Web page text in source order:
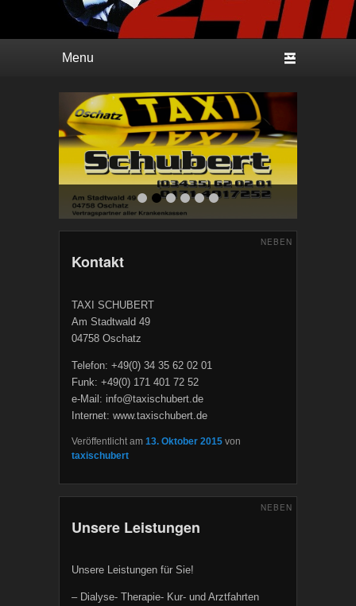
Kontakt
NEBEN
TAXI SCHUBERT
Am Stadtwald 49
04758 Oschatz
Telefon: +49(0) 34 35 62 02 01
Funk: +49(0) 171 401 72 52
e-Mail: info@taxischubert.de
Internet: www.taxischubert.de
Veröffentlicht am 13. Oktober 2015 von
taxischubert
Unsere Leistungen
NEBEN
Unsere Leistungen für Sie!
– Dialyse- Therapie- Kur- und Arztfahrten